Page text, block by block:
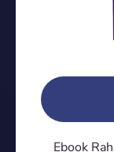
Ebook